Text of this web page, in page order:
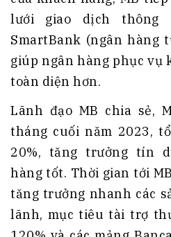
lưới giao dịch thông
SmartBank (ngân hàng
giúp ngân hàng phục vụ
toàn diện hơn.
Lãnh đạo MB chia sẻ,
tháng cuối năm 2023,
20%, tăng trưởng tín
hàng tốt. Thời gian tới
tăng trưởng nhanh các
lãnh, mục tiêu tài trợ